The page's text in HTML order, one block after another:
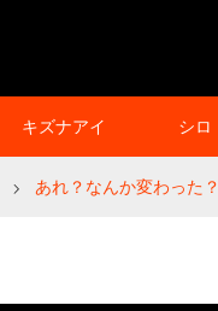
キズナアイ シロ
あれ？なんか変わった？